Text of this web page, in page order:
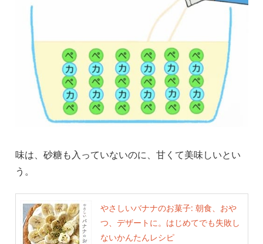
味は、砂糖も入っていないのに、甘くて美味しいとい
う。
やさしいバナナのお菓子: 朝食、おや
つ、デザートに。はじめてでも失敗し
ないかんたんレシピ